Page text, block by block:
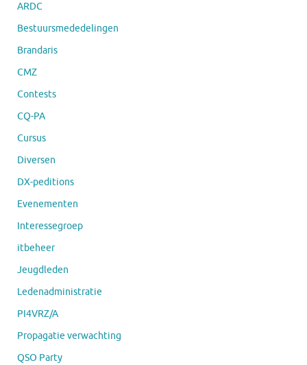
ARDC
Bestuursmededelingen
Brandaris
CMZ
Contests
CQ-PA
Cursus
Diversen
DX-peditions
Evenementen
Interessegroep
itbeheer
Jeugdleden
Ledenadministratie
PI4VRZ/A
Propagatie verwachting
QSO Party